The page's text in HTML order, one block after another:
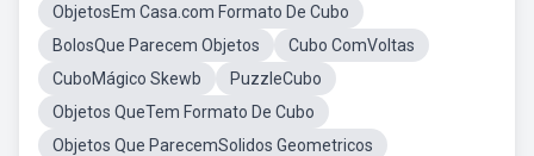
ObjetosEm Casa.com Formato De Cubo
BolosQue Parecem Objetos
Cubo ComVoltas
CuboMágico Skewb
PuzzleCubo
Objetos QueTem Formato De Cubo
Objetos Que ParecemSolidos Geometricos